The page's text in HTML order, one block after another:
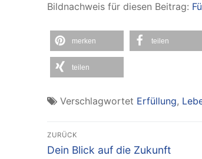
Bildnachweis für diesen Beitrag:
merken teilen
teilen
Verschlagwortet Erfüllung,
ZURÜCK
Vorheriger
Dein Blick auf die Zukunft